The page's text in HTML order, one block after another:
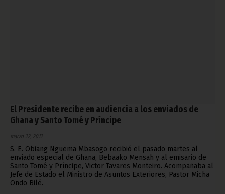
El Presidente recibe en audiencia a los enviados de
Ghana y Santo Tomé y Príncipe
marzo 22, 2012
S. E. Obiang Nguema Mbasogo recibió el pasado martes al
enviado especial de Ghana, Bebaako Mensah y al emisario de
Santo Tomé y Príncipe, Victor Tavares Monteiro. Acompañaba al
Jefe de Estado el Ministro de Asuntos Exteriores, Pastor Micha
Ondo Bilé.